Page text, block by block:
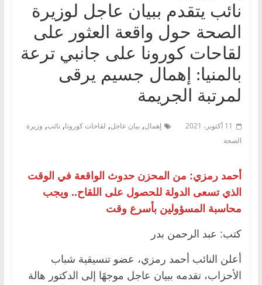
نائب يتقدم ببيان عاجل لوزيرة
الصحة حول واقعة العثور على
لقاحات كورونا على جانبي ترعة
بالمنيا: إهمال جسيم يرقى
لمرتبة الجريمة
11 أكتوبر، 2021 إهمال, بيان عاجل, لقاحات كورونا, نائب, وزيرة
الصحة
أحمد رمزي: من المحزن حدوث الواقعة في الوقت
الذي تسعى الدولة للحصول على اللقاح.. ويجب
محاسبة المسؤولين بأسرع وقت
كتب: عبد الرحمن بدر
أعلن النائب أحمد رمزي، عضو تنسيقية شباب
الأحزاب، تقدمه ببيان عاجل موجهًا إلى الدكتور هالة